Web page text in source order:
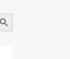
de búsqueda